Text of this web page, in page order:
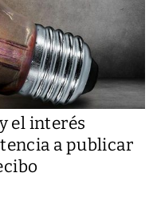
el interés
a publicar